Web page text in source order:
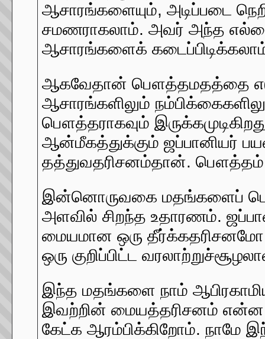
ஆசாரங்களையும், அடிப்படை
சமணராகலாம். அவர் அந்த
ஆசாரங்களைக்
ஆகவேதான் பௌத்தமதத்தை
ஆசாரங்களிலும்
பௌத்தராகவும்
ஆன்மீகத்துக்கும் ஜப்பானியர்
தத்துவதரிசனம்தான். பௌத்தம்
இன்னொருவகை மதங்களைப்
அளவில் சிறந்த உதாரணம்.
மையமான ஒரு
ஒரு குறிப்பிட்ட
இந்த மதங்களை நாம்
இவற்றின் மையத்தரிசனம் என்ன,
கேட்க ஆரம்பிக்கிறோம். நாமே